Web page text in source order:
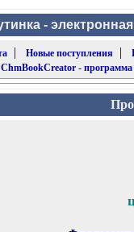
-
| Новые поступления |
ChmBookCreator -